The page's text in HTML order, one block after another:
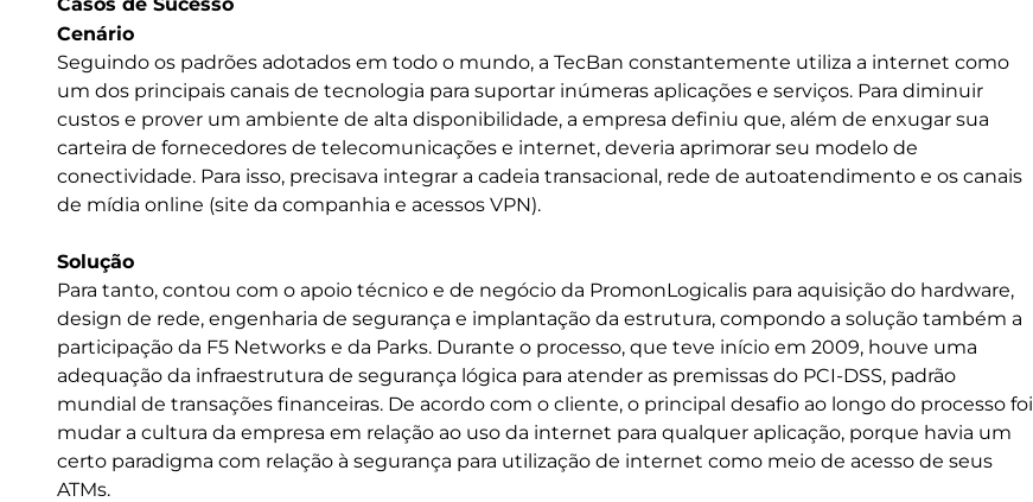
Cenário
Seguindo os padrões adotados em todo o mundo, a TecBan constantemente utiliza a internet como
um dos principais canais de tecnologia para suportar inúmeras aplicações e serviços. Para diminuir
custos e prover um ambiente de alta disponibilidade, a empresa definiu que, além de enxugar sua
carteira de fornecedores de telecomunicações e internet, deveria aprimorar seu modelo de
conectividade. Para isso, precisava integrar a cadeia transacional, rede de autoatendimento e os canais
de mídia online (site da companhia e acessos VPN).
Solução
Para tanto, contou com o apoio técnico e de negócio da PromonLogicalis para aquisição do hardware,
design de rede, engenharia de segurança e implantação da estrutura, compondo a solução também a
participação da F5 Networks e da Parks. Durante o processo, que teve início em 2009, houve uma
adequação da infraestrutura de segurança lógica para atender as premissas do PCI-DSS, padrão
mundial de transações financeiras. De acordo com o cliente, o principal desafio ao longo do processo foi
mudar a cultura da empresa em relação ao uso da internet para qualquer aplicação, porque havia um
certo paradigma com relação à segurança para utilização de internet como meio de acesso de seus
ATMs.